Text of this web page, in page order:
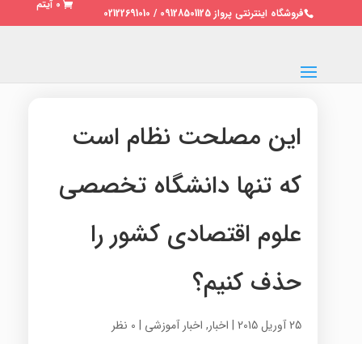
فروشگاه اینترنتی پرواز 09128501125 / 02122691010
0 آیتم
این مصلحت نظام است
که تنها دانشگاه تخصصی
علوم اقتصادی کشور را
حذف کنیم؟
25 آوریل 2015 | اخبار, اخبار آموزشی | 0 نظر